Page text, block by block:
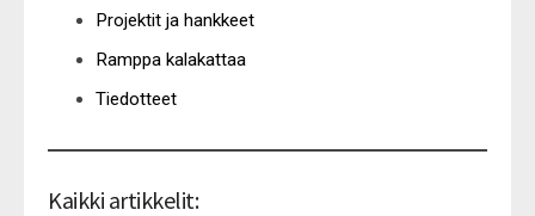
Projektit ja hankkeet
Ramppa kalakattaa
Tiedotteet
Kaikki artikkelit: